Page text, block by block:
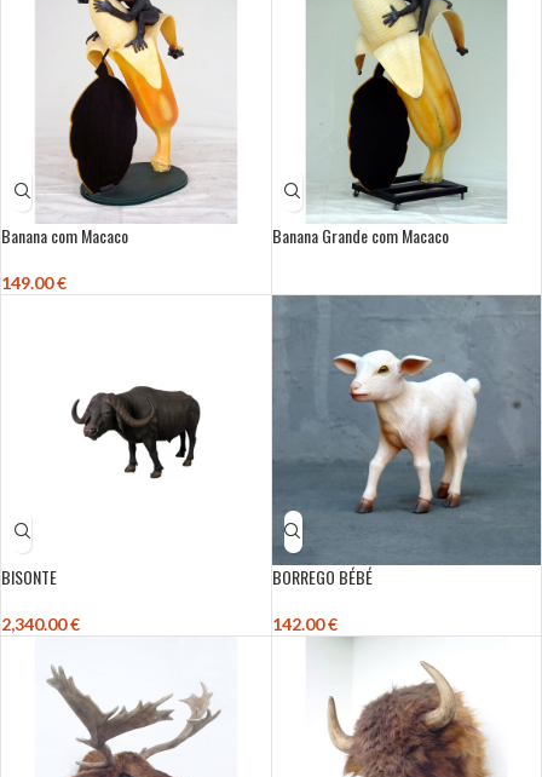
Banana com Macaco
149.00€
Banana Grande com Macaco
BISONTE
2,340.00€
BORREGO BÉBÉ
142.00€